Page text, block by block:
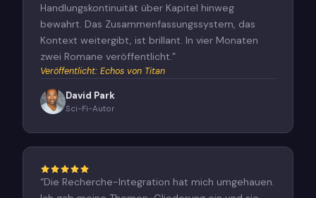
Handlungskontinuität über Kapitel hinweg
bewahrt. Das Zusammenfassungssystem, das
Kontext weitergibt, ist brillant. In vier Monaten
zwei Romane veröffentlicht.”
Veröffentlicht: Echos von Titan
David Park
Sci-Fi-Autor
“Die Recherche-Integration hat mich umgehauen.